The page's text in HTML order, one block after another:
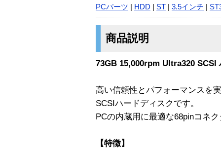
PCパーツ HDD ST 3.5インチ
商品説明
73GB 15,000rpm Ultra320 SCSI
高い信頼性とパフォーマンスを
SCSIハードディスクです。
PCの内蔵用に最適な68pinコネ
【特徴】